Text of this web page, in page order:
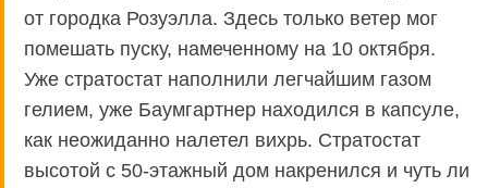
от городка Розуэлла. Здесь только ветер мог
помешать пуску, намеченному на 10 октября.
Уже стратостат наполнили легчайшим газом
гелием, уже Баумгартнер находился в капсуле,
как неожиданно налетел вихрь. Стратостат
высотой с 50-этажный дом накренился и чуть ли